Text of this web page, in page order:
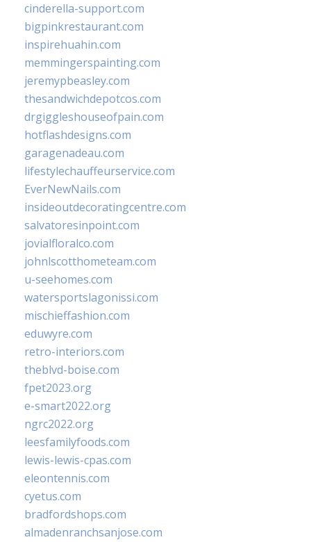
cinderella-support.com
bigpinkrestaurant.com
inspirehuahin.com
memmingerspainting.com
jeremypbeasley.com
thesandwichdepotcos.com
drgiggleshouseofpain.com
hotflashdesigns.com
garagenadeau.com
lifestylechauffeurservice.com
EverNewNails.com
insideoutdecoratingcentre.com
salvatoresinpoint.com
jovialfloralco.com
johnlscotthometeam.com
u-seehomes.com
watersportslagonissi.com
mischieffashion.com
eduwyre.com
retro-interiors.com
theblvd-boise.com
fpet2023.org
e-smart2022.org
ngrc2022.org
leesfamilyfoods.com
lewis-lewis-cpas.com
eleontennis.com
cyetus.com
bradfordshops.com
almadenranchsanjose.com